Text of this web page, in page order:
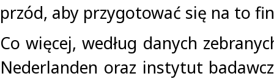
przód, aby przygotować się na to
Co więcej, według danych
Nederlanden oraz instytut